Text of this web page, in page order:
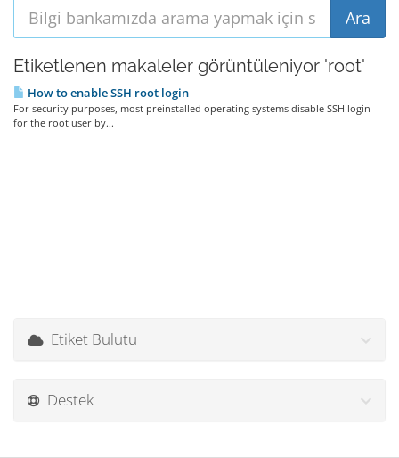
Etiketlenen makaleler görüntüleniyor 'root'
How to enable SSH root login
For security purposes, most preinstalled operating systems disable SSH login
for the root user by...
Etiket Bulutu
Destek